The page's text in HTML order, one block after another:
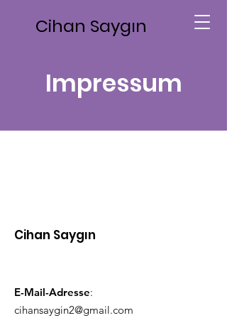
Cihan Saygın
Impressum
Cihan Saygın
E-Mail-Adresse:
cihansaygin2@gmail.com